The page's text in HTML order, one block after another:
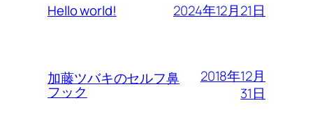
Hello world! 2024年12月21日
加藤ツバキのセルフ鼻
フック
2018年12月
31日